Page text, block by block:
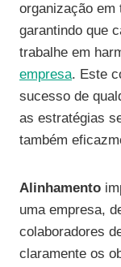
organização em
garantindo que
trabalhe em
empresa. Este
sucesso de
as estratégias
também
Alinhamento
uma empresa,
colaboradores
claramente os